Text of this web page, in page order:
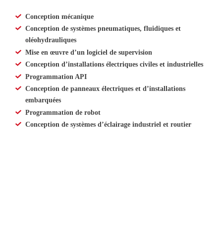
Conception mécanique
Conception de systèmes pneumatiques, fluidiques et
oléohydrauliques
Mise en œuvre d’un logiciel de supervision
Conception d’installations électriques civiles et industrielles
Programmation API
Conception de panneaux électriques et d’installations
embarquées
Programmation de robot
Conception de systèmes d’éclairage industriel et routier